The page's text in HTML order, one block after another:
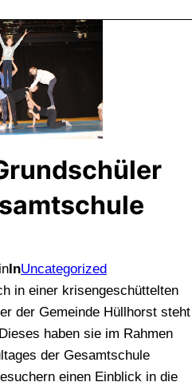
InUncategorized
in einer krisengeschüttelten
der Gemeinde Hüllhorst steht
haben sie im Rahmen
der Gesamtschule
einen Einblick in die